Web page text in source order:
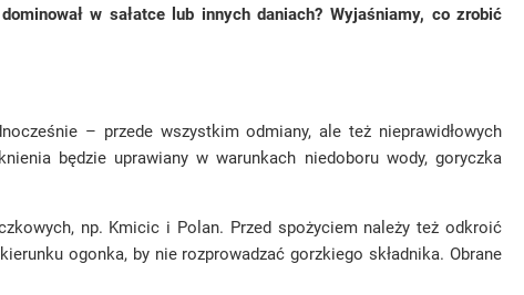
w sałatce lub innych daniach? Wyjaśniamy, co zrobić
– przede wszystkim odmiany, ale też nieprawidłowych
będzie uprawiany w warunkach niedoboru wody, goryczka
np. Kmicic i Polan. Przed spożyciem należy też odkroić
ogonka, by nie rozprowadzać gorzkiego składnika. Obrane